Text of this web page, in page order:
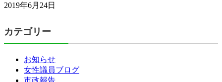
2019年6月24日
カテゴリー
お知らせ
女性議員ブログ